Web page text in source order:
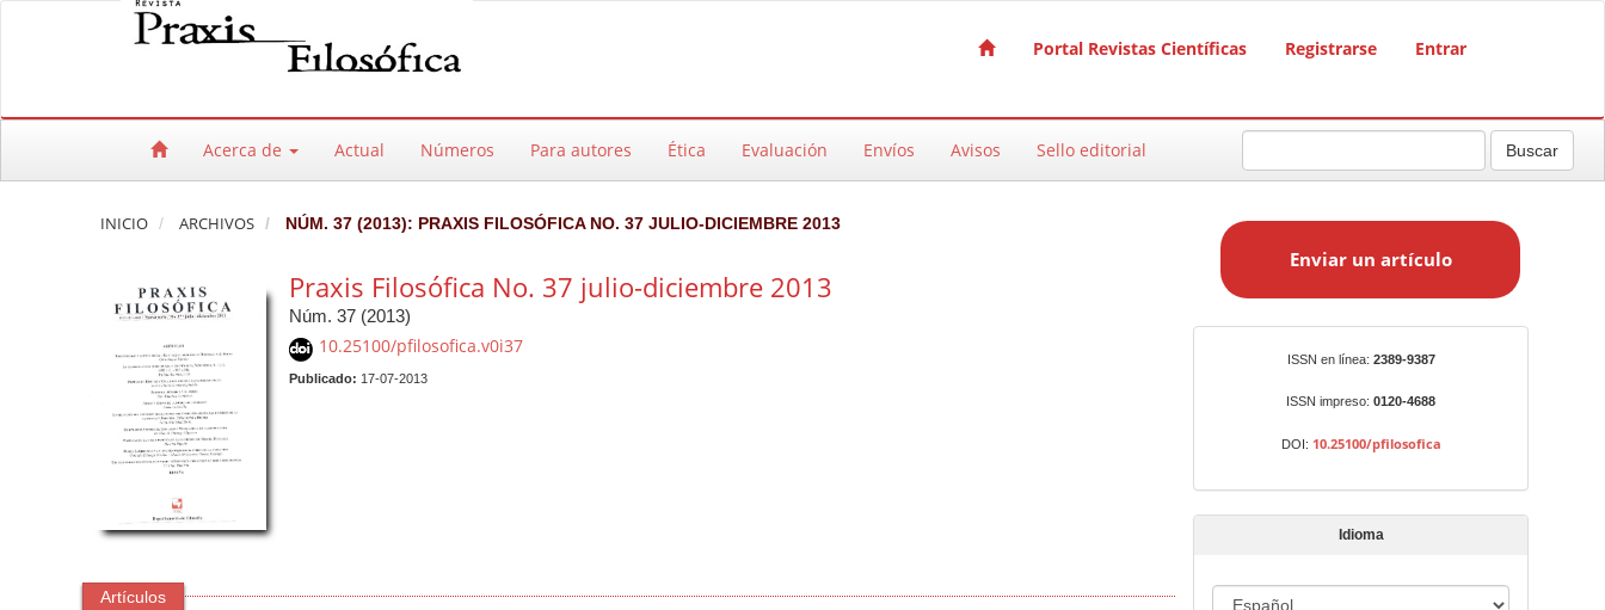
Salto rápido al contenido de la página
Navegación principal
Portal Revistas Científicas Registrarse Entrar
Acerca de Actual Números Para autores Ética Evaluación Envíos Avisos Sello editorial Buscar
INICIO ARCHIVOS NÚM. 37 (2013): PRAXIS FILOSÓFICA NO. 37 JULIO-DICIEMBRE 2013
Praxis Filosófica No. 37 julio-diciembre 2013
Núm. 37 (2013)
10.25100/pfilosofica.v0i37
Publicado: 17-07-2013
Artículos
a
t
í
Enviar un artículo
ISSN en línea: 2389-9387
ISSN impreso: 0120-4688
DOI: 10.25100/pfilosofica
Idioma